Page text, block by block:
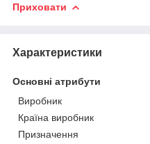
Приховати
Характеристики
Основні атрибути
Виробник
Країна виробник
Призначення